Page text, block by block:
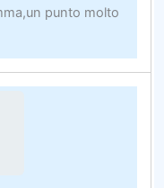
punto molto